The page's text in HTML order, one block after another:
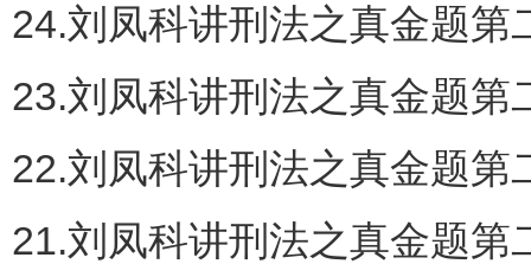
24.刘凤科讲刑法之真金题第
23.刘凤科讲刑法之真金题第
22.刘凤科讲刑法之真金题第
21.刘凤科讲刑法之真金题第